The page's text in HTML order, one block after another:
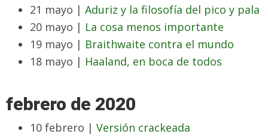
21 mayo | Aduriz y la filosofía del pico y pala
20 mayo | La cosa menos importante
19 mayo | Braithwaite contra el mundo
18 mayo | Haaland, en boca de todos
febrero de 2020
10 febrero | Versión crackeada